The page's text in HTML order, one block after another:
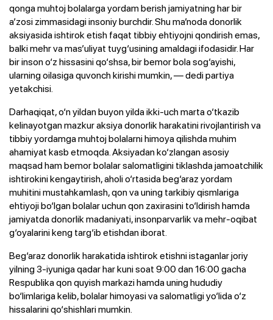
qonga muhtoj bolalarga yordam berish jamiyatning har bir
a’zosi zimmasidagi insoniy burchdir. Shu ma’noda donorlik
aksiyasida ishtirok etish faqat tibbiy ehtiyojni qondirish emas,
balki mehr va mas’uliyat tuyg‘usining amaldagi ifodasidir. Har
bir inson o‘z hissasini qo‘shsa, bir bemor bola sog‘ayishi,
ularning oilasiga quvonch kirishi mumkin, — dedi partiya
yetakchisi.
Darhaqiqat, o‘n yildan buyon yilda ikki-uch marta o‘tkazib
kelinayotgan mazkur aksiya donorlik harakatini rivojlantirish va
tibbiy yordamga muhtoj bolalarni himoya qilishda muhim
ahamiyat kasb etmoqda. Aksiyadan ko‘zlangan asosiy
maqsad ham bemor bolalar salomatligini tiklashda jamoatchilik
ishtirokini kengaytirish, aholi o‘rtasida beg‘araz yordam
muhitini mustahkamlash, qon va uning tarkibiy qismlariga
ehtiyoji bo‘lgan bolalar uchun qon zaxirasini to‘ldirish hamda
jamiyatda donorlik madaniyati, insonparvarlik va mehr-oqibat
g‘oyalarini keng targ‘ib etishdan iborat.
Beg‘araz donorlik harakatida ishtirok etishni istaganlar joriy
yilning 3-iyuniga qadar har kuni soat 9:00 dan 16:00 gacha
Respublika qon quyish markazi hamda uning hududiy
bo‘limlariga kelib, bolalar himoyasi va salomatligi yo‘lida o‘z
hissalarini qo‘shishlari mumkin.